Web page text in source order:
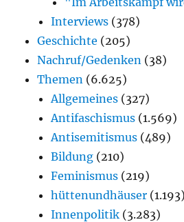
Interviews (378)
Geschichte (205)
Nachruf/Gedenken (38)
Themen (6.625)
Allgemeines (327)
Antifaschismus (1.569)
Antisemitismus (489)
Bildung (210)
Feminismus (219)
hüttenundhäuser (1.193)
Innenpolitik (3.283)